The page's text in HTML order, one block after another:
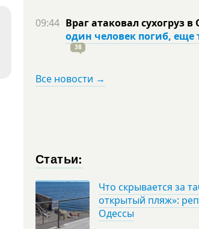
09:44 Враг атаковал сухогруз
один человек погиб, еще
38
Все новости →
Статьи:
Что скрывается за
открытый пляж»:
Одессы